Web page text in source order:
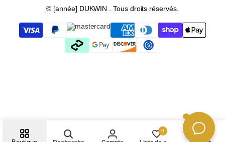
Carte cadeau
© [année] DUKWIN . Tous droits réservés.
0 0